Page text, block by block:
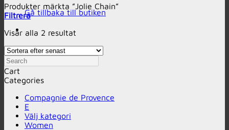
Gå tillbaka till butiken
Produkter märkta ”Jolie Chain”
Filtrera
Visar alla 2 resultat
senaste
Search
Cart
Categories
Compagnie de Provence
E
Välj kategori
Women